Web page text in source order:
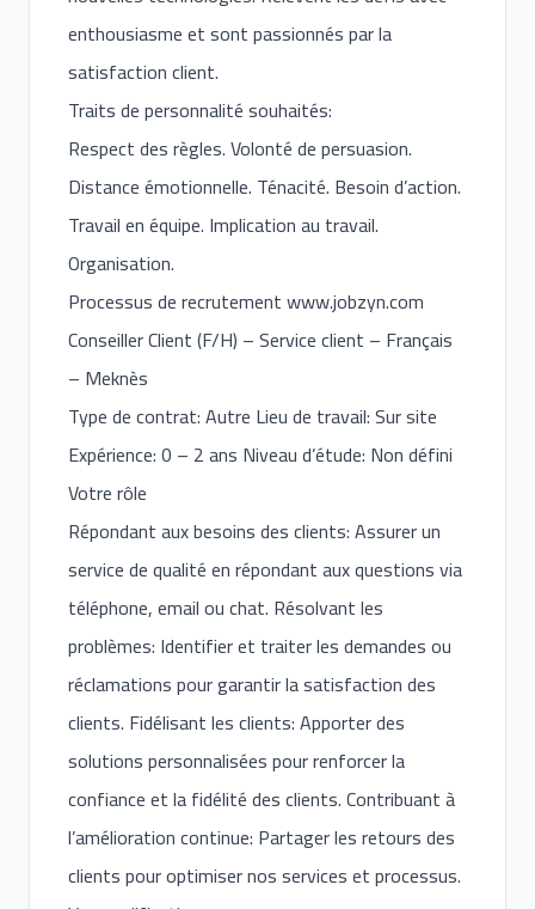
enthousiasme et sont passionnés par la
satisfaction client.
Traits de personnalité souhaités:
Respect des règles. Volonté de persuasion.
Distance émotionnelle. Ténacité. Besoin d’action.
Travail en équipe. Implication au travail.
Organisation.
Processus de recrutementwww.jobzyn.com
Conseiller Client (F/H) – Service client – Français
– Meknès
Type de contrat: Autre Lieu de travail: Sur site
Expérience: 0 – 2 ans Niveau d’étude: Non défini
Votre rôle
Répondant aux besoins des clients: Assurer un
service de qualité en répondant aux questions via
téléphone, email ou chat. Résolvant les
problèmes: Identifier et traiter les demandes ou
réclamations pour garantir la satisfaction des
clients. Fidélisant les clients: Apporter des
solutions personnalisées pour renforcer la
confiance et la fidélité des clients. Contribuant à
l’amélioration continue: Partager les retours des
clients pour optimiser nos services et processus.